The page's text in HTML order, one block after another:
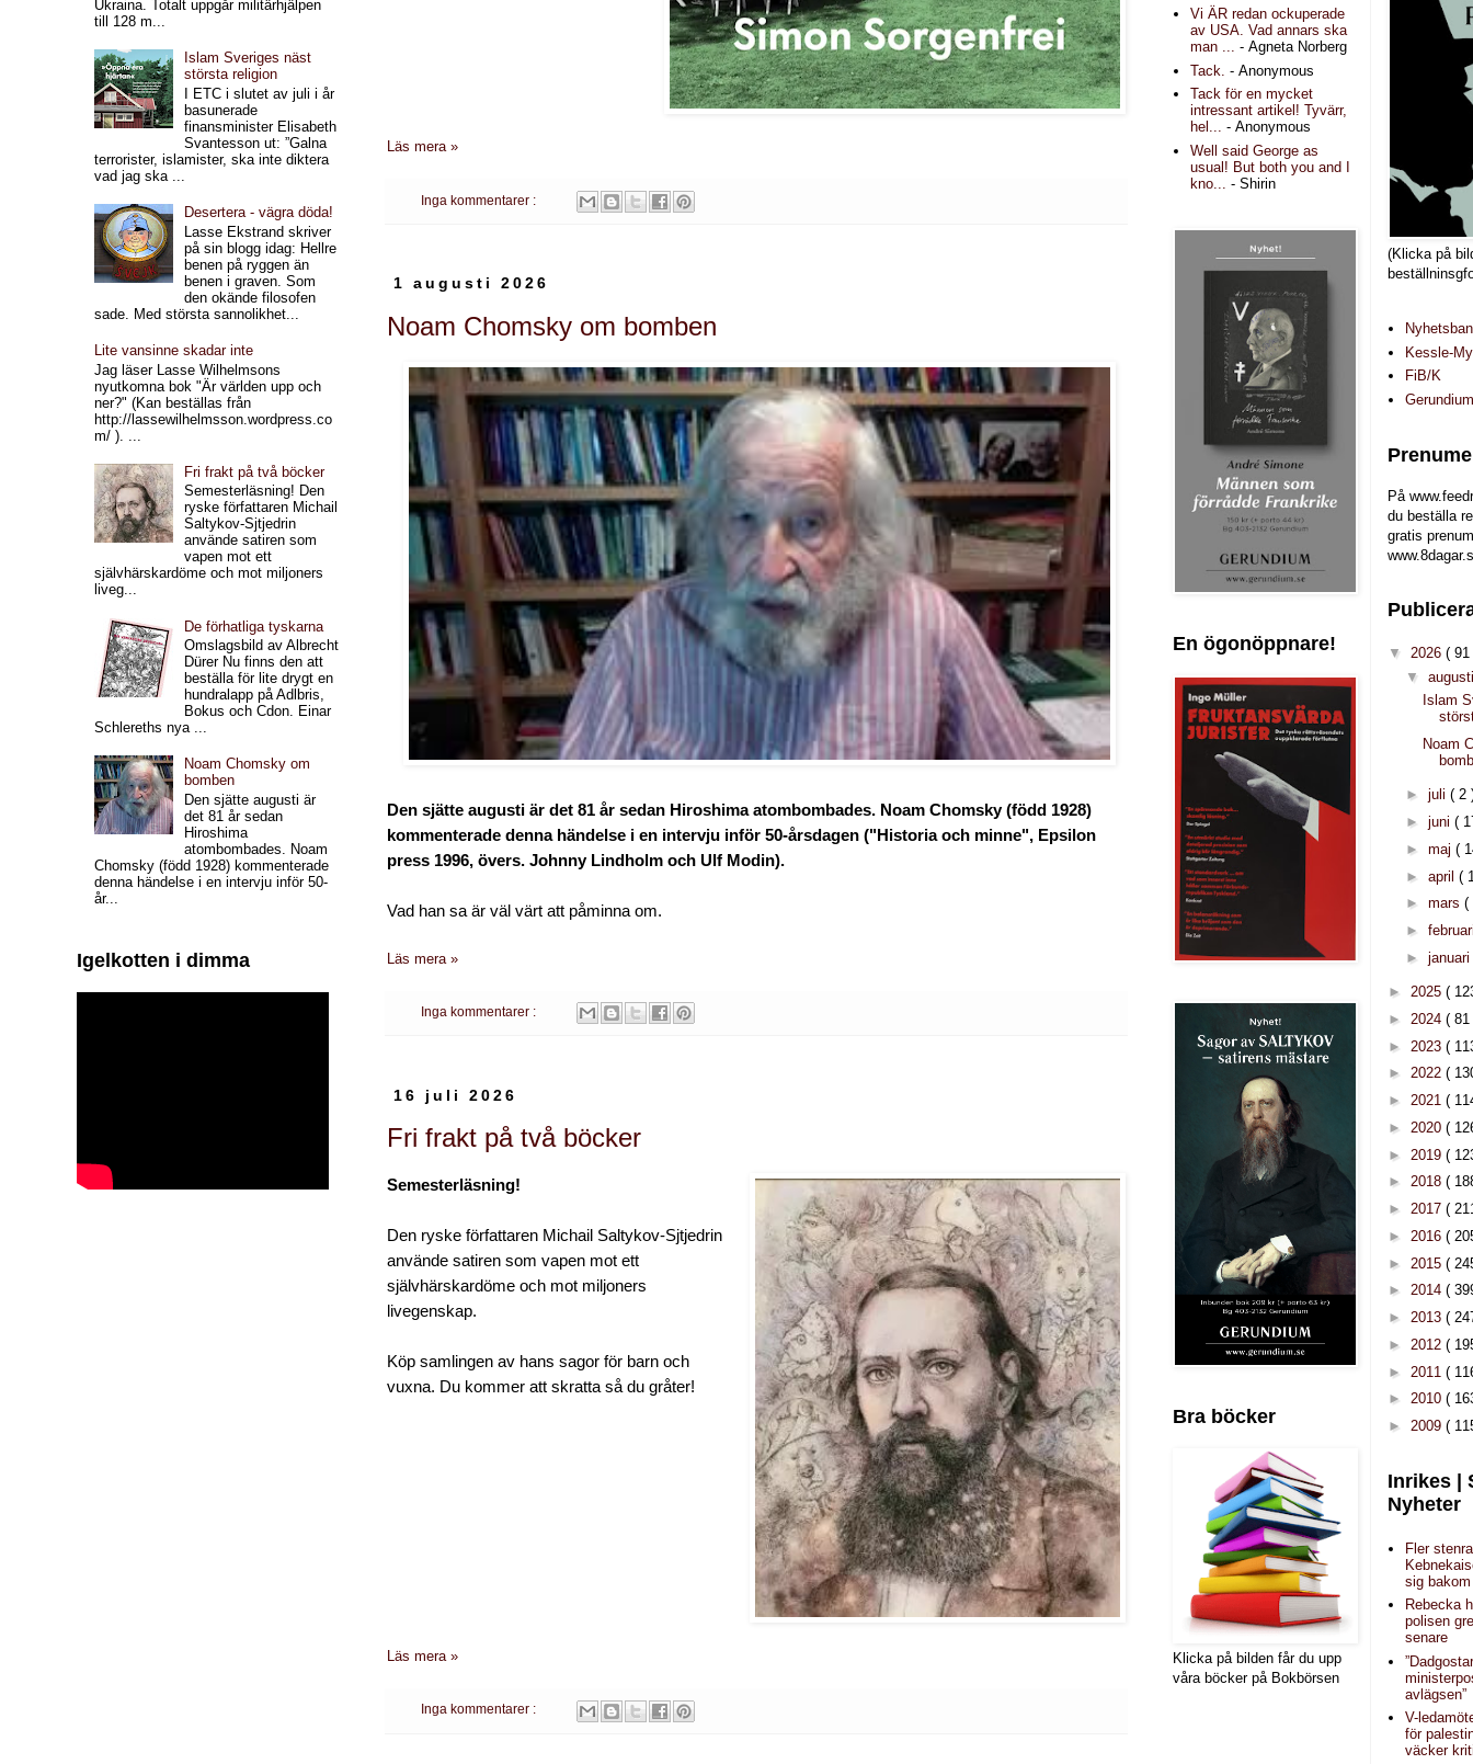
Läs mera »
Inga kommentarer :
1 augusti 2026
Noam Chomsky om bomben
Den sjätte augusti är det 81 år sedan Hiroshima atombombades. Noam Chomsky (född 1928)
kommenterade denna händelse i en intervju inför 50-årsdagen ("Historia och minne", Epsilon
press 1996, övers. Johnny Lindholm och Ulf Modin).
Vad han sa är väl värt att påminna om.
Läs mera »
Inga kommentarer :
16 juli 2026
Fri frakt på två böcker
Semesterläsning!
Den ryske författaren Michail Saltykov-Sjtjedrin
använde satiren som vapen mot ett
självhärskardöme och mot miljoners
livegenskap.
Köp samlingen av hans sagor för barn och
vuxna. Du kommer att skratta så du gråter!
Läs mera »
Inga kommentarer :
Ukraina. Totalt uppgår militärhjälpen
till 128 m...
Islam Sveriges näst
största religion
I ETC i slutet av juli i år
basunerade
finansminister Elisabeth
Svantesson ut: ”Galna
terrorister, islamister, ska inte diktera
vad jag ska ...
Desertera - vägra döda!
Lasse Ekstrand skriver
på sin blogg idag: Hellre
benen på ryggen än
benen i graven. Som
den okände filosofen
sade. Med största sannolikhet...
Lite vansinne skadar inte
Jag läser Lasse Wilhelmsons
nyutkomna bok "Är världen upp och
ner?" (Kan beställas från
http://lassewilhelmsson.wordpress.co
m/ ). ...
Fri frakt på två böcker
Semesterläsning! Den
ryske författaren Michail
Saltykov-Sjtjedrin
använde satiren som
vapen mot ett
självhärskardöme och mot miljoners
liveg...
De förhatliga tyskarna
Omslagsbild av Albrecht
Dürer Nu finns den att
beställa för lite drygt en
hundralapp på Adlbris,
Bokus och Cdon. Einar
Schlereths nya ...
Noam Chomsky om
bomben
Den sjätte augusti är
det 81 år sedan
Hiroshima
atombombades. Noam
Chomsky (född 1928) kommenterade
denna händelse i en intervju inför 50-
år...
Igelkotten i dimma
Vi ÄR redan ockuperade
av USA. Vad annars ska
man ... - Agneta Norberg
Tack. - Anonymous
Tack för en mycket
intressant artikel! Tyvärr,
hel... - Anonymous
Well said George as
usual! But both you and I
kno...
- Shirin
En ögonöppnare!
Bra böcker
Klicka på bilden får du upp
våra böcker på Bokbörsen
(Klicka på
Kessle-
FiB/K
På
du beställa
gratis
▼ 2026 ( 91
▼
Islam
Noam
► juli ( 2
► juni (
► maj (
► april (
► mars (
►
► januari
► 2025 (
► 2024 ( 81
► 2023 (
► 2022 (
► 2021 (
► 2020 (
► 2019 (
► 2018 (
► 2017 (
► 2016 (
► 2015 (
► 2014 (
► 2013 (
► 2012 (
► 2011 (
► 2010 (
► 2009 (
Inrikes |
Nyheter
Fler
sig bakom
Rebecka
polisen
senare
avlägsen”
V-
för
väcker